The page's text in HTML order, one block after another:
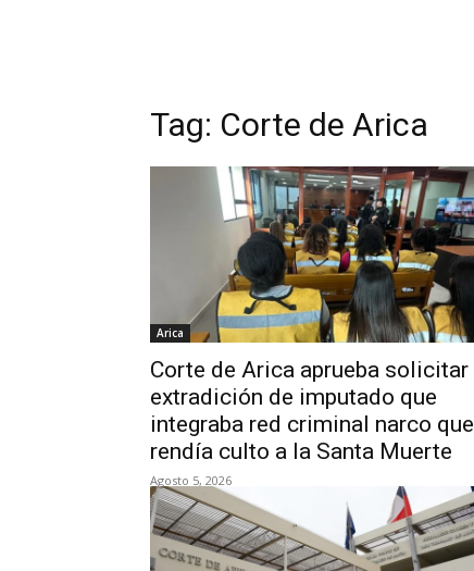
Tag: Corte de Arica
Arica
Corte de Arica aprueba solicitar
extradición de imputado que
integraba red criminal narco que
rendía culto a la Santa Muerte
Agosto 5, 2026